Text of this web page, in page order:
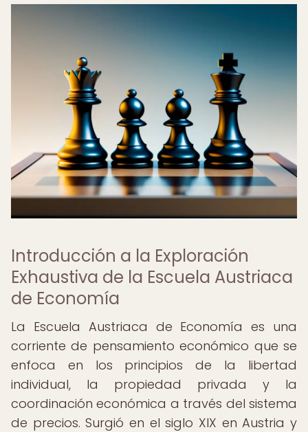
Introducción a la Exploración
Exhaustiva de la Escuela Austriaca
de Economía
La Escuela Austriaca de Economía es una
corriente de pensamiento económico que se
enfoca en los principios de la libertad
individual, la propiedad privada y la
coordinación económica a través del sistema
de precios. Surgió en el siglo XIX en Austria y